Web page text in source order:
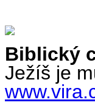
Biblický
Ježíš je